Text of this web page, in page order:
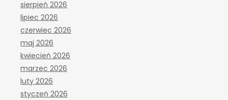
sierpień 2026
lipiec 2026
czerwiec 2026
maj 2026
kwiecień 2026
marzec 2026
luty 2026
styczeń 2026